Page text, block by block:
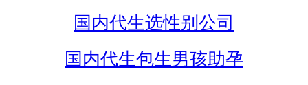
国内代生选性别公司
国内代生包生男孩助孕